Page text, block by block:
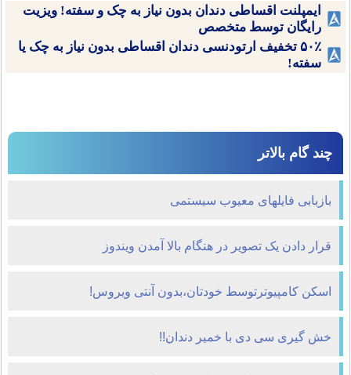
ایمپلنت اقساطی دندان بدون نیاز به چک و سفته! ویزیت
رایگان توسط متخصص
۵۰٪ تخفیف ارتودنسی دندان اقساطی بدون نیاز به چک یا
سفته!
چند گام بالاتر
بازبابی فايلهای معيوب سيستمی
قرار دادن یک تصوير در هنگام بالا آمدن ويندوز
اسکن کامپیوترتوسط خودتان،بدون آنتی ویروس!
خش گیری سی دی با خمیر دندان!!